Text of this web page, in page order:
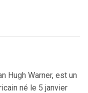
Hugh Warner, est un
né le 5 janvier